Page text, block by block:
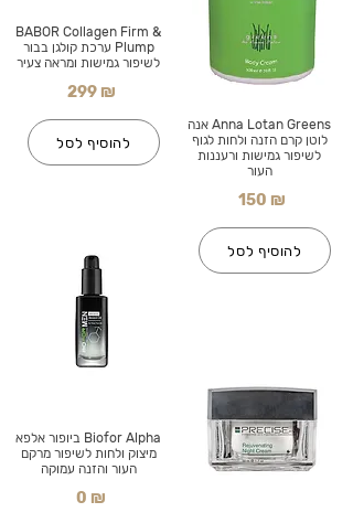
BABOR Collagen Firm &
Plump ערכת קולגן בבור
לשיפור גמישות ומראה צעיר
299 ₪
להוסיף לסל
Biofor Alpha ביופור אלפא
מיצוק ולחות לשיפור מרקם
העור והזנה עמוקה
0 ₪
Anna Lotan Greens אנה
לוטן קרם הזנה ולחות לגוף
לשיפור גמישות ורעננות
העור
150 ₪
להוסיף לסל